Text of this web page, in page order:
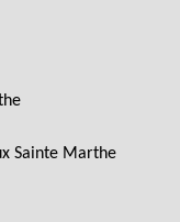
Sainte Marthe